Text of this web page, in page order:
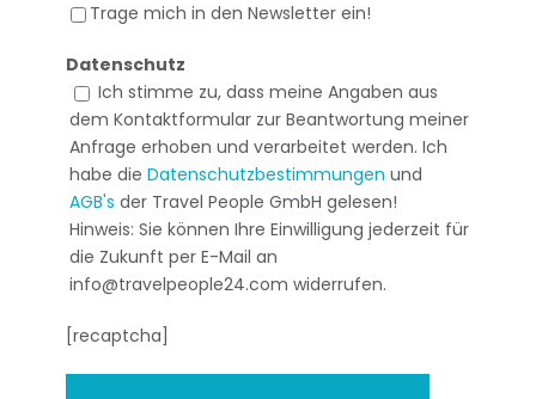
Trage mich in den Newsletter ein!
Datenschutz
Ich stimme zu, dass meine Angaben aus
dem Kontaktformular zur Beantwortung meiner
Anfrage erhoben und verarbeitet werden. Ich
habe die Datenschutzbestimmungen und
AGB's der Travel People GmbH gelesen!
Hinweis: Sie können Ihre Einwilligung jederzeit für
die Zukunft per E-Mail an
info@travelpeople24.com widerrufen.
[recaptcha]